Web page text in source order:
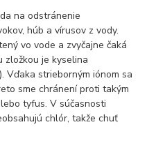
na odstránenie
húb a vírusov z vody.
vo vode a zvyčajne čaká
zložkou je kyselina
Vďaka strieborným iónom sa
sme chránení proti takým
tyfus. V súčasnosti
chlór, takže chuť